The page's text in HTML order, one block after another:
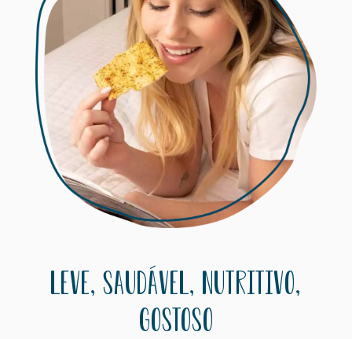
Leve, Saudável, Nutritivo,
Gostoso